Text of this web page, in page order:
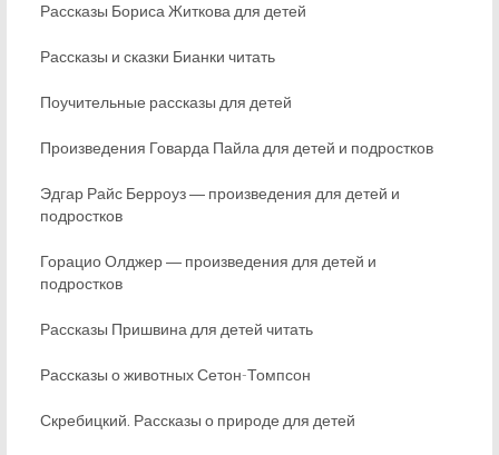
Рассказы Бориса Житкова для детей
Рассказы и сказки Бианки читать
Поучительные рассказы для детей
Произведения Говарда Пайла для детей и подростков
Эдгар Райс Берроуз ― произведения для детей и
подростков
Горацио Олджер ― произведения для детей и
подростков
Рассказы Пришвина для детей читать
Рассказы о животных Сетон-Томпсон
Скребицкий. Рассказы о природе для детей